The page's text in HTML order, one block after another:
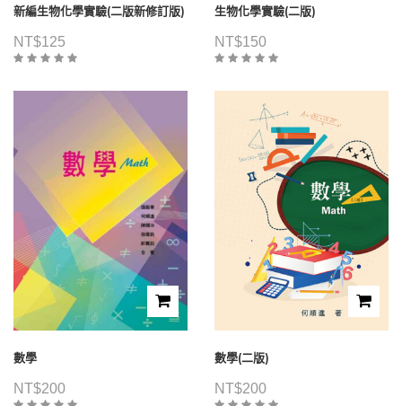
新編生物化學實驗(二版新修訂版)
NT$125
生物化學實驗(二版)
NT$150
數學
NT$200
數學(二版)
NT$200